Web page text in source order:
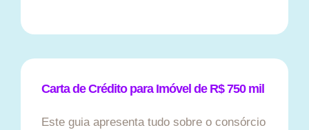
Carta de Crédito para Imóvel de R$ 750 mil
Este guia apresenta tudo sobre o consórcio